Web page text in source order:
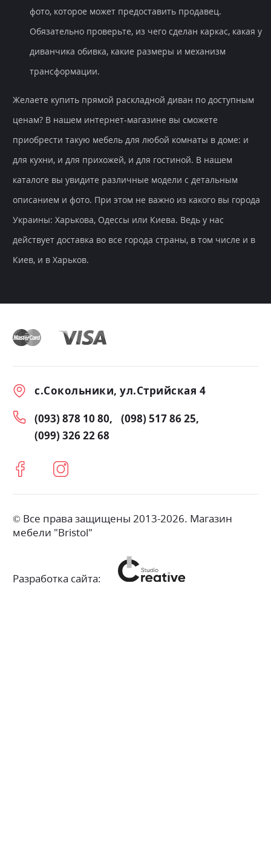
фото, которое может предоставить продавец.
Обязательно проверьте, из чего сделан каркас, какая у
диванчика обивка, какие размеры и механизм
трансформации.
Желаете купить прямой раскладной диван по доступным
ценам? В нашем интернет-магазине вы сможете
приобрести такую мебель для любой комнаты в доме: и
для кухни, и для прихожей, и для гостиной. В нашем
каталоге вы увидите различные модели с детальным
описанием и фото. При этом не важно из какого вы города
Украины: Харькова, Одессы или Киева. Ведь у нас
действует доставка во все города страны, в том числе и в
Киев, и в Харьков.
с.Сокольники, ул.Стрийская 4
(093) 878 10 80
(098) 517 86 25
(099) 326 22 68
© Все права защищены 2013-2026. Магазин
мебели "Bristol"
Разработка сайта: